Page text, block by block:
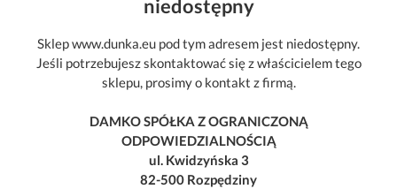
niedostępny
Sklep www.dunka.eu pod tym adresem jest niedostępny.
Jeśli potrzebujesz skontaktować się z właścicielem tego
sklepu, prosimy o kontakt z firmą.
DAMKO SPÓŁKA Z OGRANICZONĄ
ODPOWIEDZIALNOŚCIĄ
ul. Kwidzyńska 3
82-500 Rozpędziny